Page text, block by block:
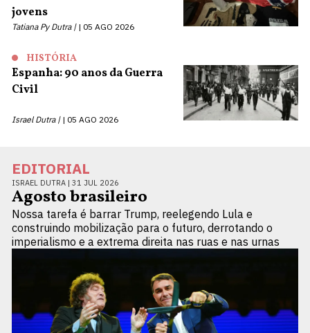
jovens
Tatiana Py Dutra | 05 AGO 2026
HISTÓRIA
Espanha: 90 anos da Guerra
Civil
Israel Dutra | 05 AGO 2026
EDITORIAL
ISRAEL DUTRA | 31 JUL 2026
Agosto brasileiro
Nossa tarefa é barrar Trump, reelegendo Lula e
construindo mobilização para o futuro, derrotando o
imperialismo e a extrema direita nas ruas e nas urnas